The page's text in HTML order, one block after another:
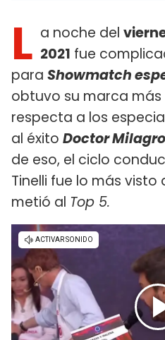
L a noche del
2021 fue
para Showmatch
obtuvo su marca
respecta a los
al éxito Doctor Milagro
de eso, el ciclo
Tinelli fue lo más visto
metió al Top 5.